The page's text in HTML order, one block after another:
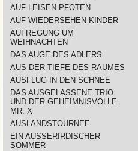
AUF LEISEN PFOTEN
AUF WIEDERSEHEN KINDER
AUFREGUNG UM
WEIHNACHTEN
DAS AUGE DES ADLERS
AUS DER TIEFE DES RAUMES
AUSFLUG IN DEN SCHNEE
DAS AUSGELASSENE TRIO
UND DER GEHEIMNISVOLLE
MR. X
AUSLANDSTOURNEE
EIN AUSSERIRDISCHER
SOMMER